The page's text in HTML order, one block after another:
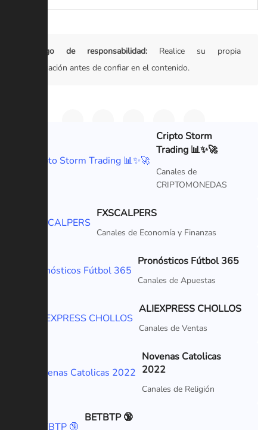
Descargo de responsabilidad: Realice su propia
investigación antes de confiar en el contenido.
Cripto Storm
Trading 📊✨🚀
Canales de
CRIPTOMONEDAS
FXSCALPERS
Canales de Economía y Finanzas
Pronósticos Fútbol 365
Canales de Apuestas
ALIEXPRESS CHOLLOS
Canales de Ventas
Novenas Catolicas
2022
Canales de Religión
BETBTP 🔞